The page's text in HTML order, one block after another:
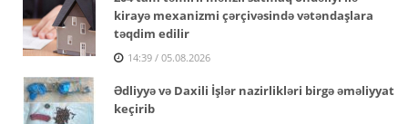
kirayə mexanizmi çərçivəsində vətəndaşlara
təqdim edilir
14:39 / 05.08.2026
Ədliyyə və Daxili İşlər nazirlikləri birgə əməliyyat
keçirib